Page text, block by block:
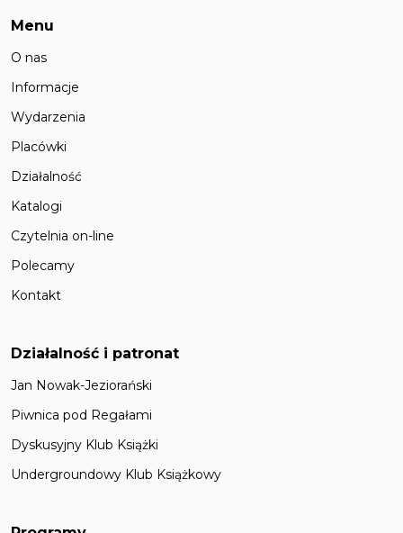
Menu
O nas
Informacje
Wydarzenia
Placówki
Działalność
Katalogi
Czytelnia on-line
Polecamy
Kontakt
Działalność i patronat
Jan Nowak-Jeziorański
Piwnica pod Regałami
Dyskusyjny Klub Książki
Undergroundowy Klub Książkowy